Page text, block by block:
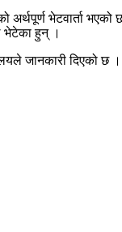
अर्थपूर्ण भेटवार्ता
भेटेका हुन् ।
जानकारी दिएको छ ।